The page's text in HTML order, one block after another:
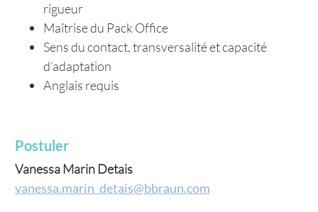
rigueur
Maîtrise du Pack Office
Sens du contact, transversalité et capacité
d’adaptation
Anglais requis
Postuler
Vanessa Marin Detais
vanessa.marin_detais@bbraun.com